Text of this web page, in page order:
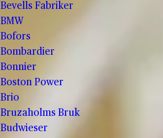
Bevells Fabriker
BMW
Bofors
Bombardier
Bonnier
Boston Power
Brio
Bruzaholms Bruk
Budwieser